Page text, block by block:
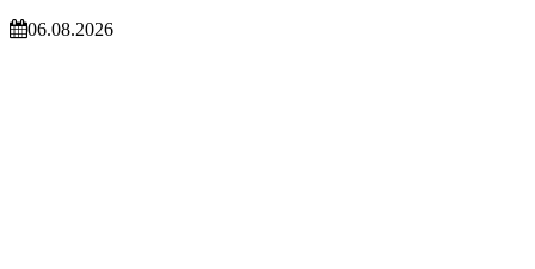
06.08.2026